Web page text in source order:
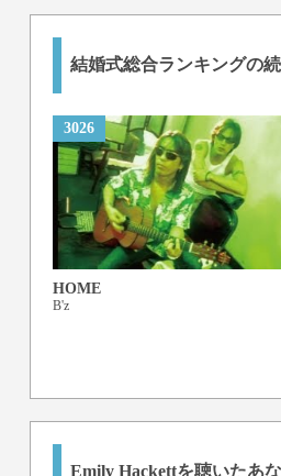
結婚式総合ランキングの
3026
HOME
B'z
Emily Hackettを聴いたあ